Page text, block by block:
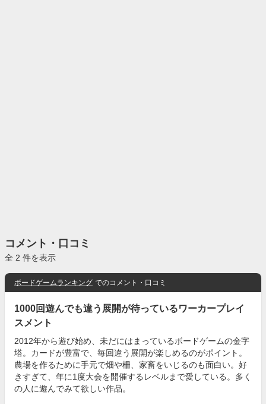
コメント・口コミ
全 2 件を表示
ボードゲームランキング でのコメント・口コミ
1000回遊んでも違う展開が待っているワーカープレイ
スメント
2012年から遊び始め、未だにはまっているボードゲームの金字
塔。カードが豊富で、毎回違う展開が楽しめるのがポイント。
農場を作るために手元で畑や柵、家畜をいじるのも面白い。好
きすぎて、年に1度大会を開催するレベルまで愛している。多く
の人に遊んでみて欲しい作品。